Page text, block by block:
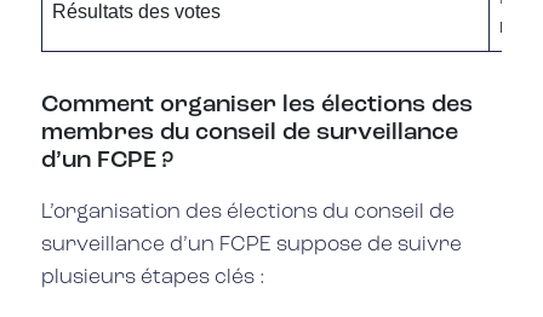
Résultats des votes
Comment organiser les élections des
membres du conseil de surveillance
d’un FCPE ?
L’organisation des élections du conseil de
surveillance d’un FCPE suppose de suivre
plusieurs étapes clés :